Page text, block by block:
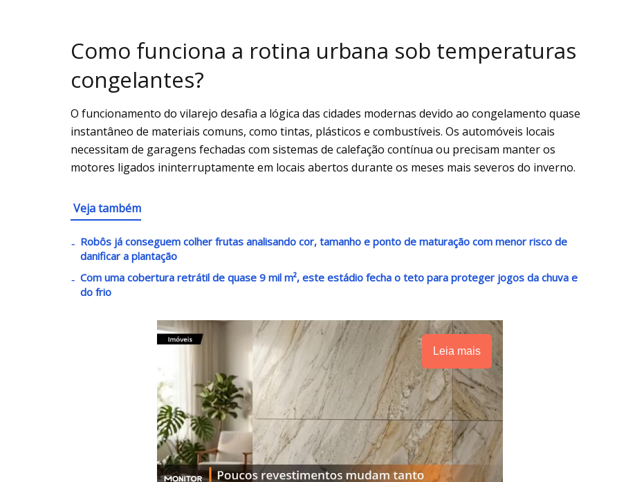
Como funciona a rotina urbana sob temperaturas
congelantes?
O funcionamento do vilarejo desafia a lógica das cidades modernas devido ao congelamento quase
instantâneo de materiais comuns, como tintas, plásticos e combustíveis. Os automóveis locais
necessitam de garagens fechadas com sistemas de calefação contínua ou precisam manter os
motores ligados ininterruptamente em locais abertos durante os meses mais severos do inverno.
Veja também
Robôs já conseguem colher frutas analisando cor, tamanho e ponto de maturação com menor risco de
danificar a plantação
Com uma cobertura retrátil de quase 9 mil m², este estádio fecha o teto para proteger jogos da chuva e
do frio
Leia mais